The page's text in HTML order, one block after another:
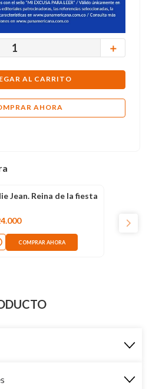
＋
AL CARRITO
AHORA
Jean. Reina de la fiesta
.000
COMPRAR AHORA